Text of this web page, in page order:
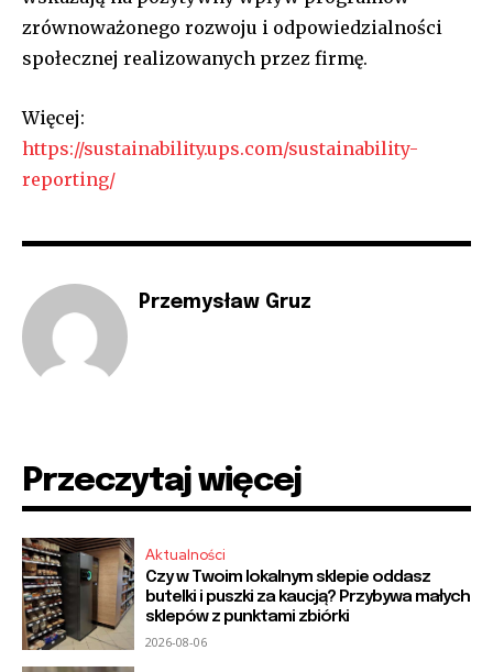
zrównoważonego rozwoju i odpowiedzialności
społecznej realizowanych przez firmę.
Więcej:
https://sustainability.ups.com/sustainability-
reporting/
Przemysław Gruz
Przeczytaj więcej
Aktualności
Czy w Twoim lokalnym sklepie oddasz
butelki i puszki za kaucją? Przybywa małych
sklepów z punktami zbiórki
2026-08-06